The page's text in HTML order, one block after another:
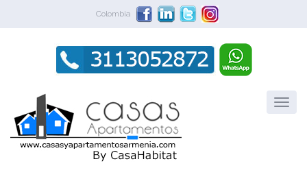
Colombia